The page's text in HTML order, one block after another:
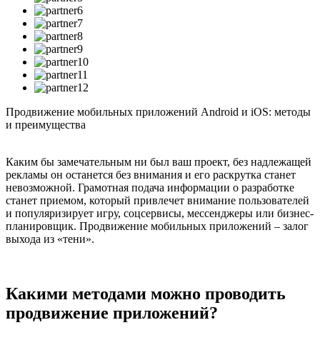
Продвижение мобильных приложений Android и iOS: методы
и преимущества
Каким бы замечательным ни был ваш проект, без надлежащей
рекламы он останется без внимания и его раскрутка станет
невозможной. Грамотная подача информации о разработке
станет приемом, который привлечет внимание пользователей
и популяризирует игру, соцсервисы, мессенджеры или бизнес-
планировщик. Продвижение мобильных приложений – залог
выхода из «тени».
Какими методами можно проводить
продвижение приложений?